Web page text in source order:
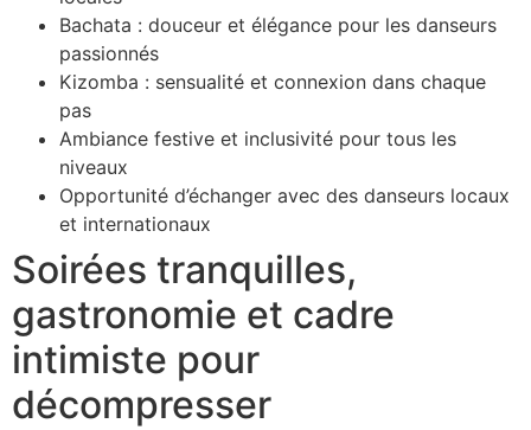
Bachata : douceur et élégance pour les danseurs
passionnés
Kizomba : sensualité et connexion dans chaque
pas
Ambiance festive et inclusivité pour tous les
niveaux
Opportunité d’échanger avec des danseurs locaux
et internationaux
Soirées tranquilles,
gastronomie et cadre
intimiste pour
décompresser